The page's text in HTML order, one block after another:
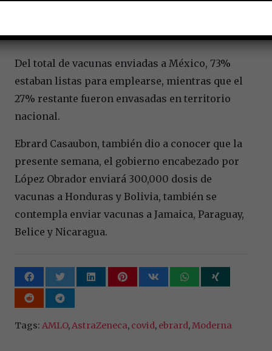
octubre.
Del total de vacunas enviadas a México, 73%
estaban listas para emplearse, mientras que el
27% restante fueron envasadas en territorio
nacional.
Ebrard Casaubon, también dio a conocer que la
presente semana, el gobierno encabezado por
López Obrador enviará 300,000 dosis de
vacunas a Honduras y Bolivia, también se
contempla enviar vacunas a Jamaica, Paraguay,
Belice y Nicaragua.
Tags: AMLO,AstraZeneca, covid, ebrard,Moderna